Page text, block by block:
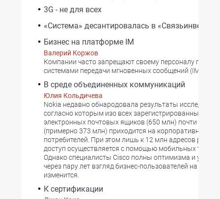
3G - не для всех
«Система» десантировалась в «Связьинвест»
Бизнес на платформе IM
Валерий Коржов
Компании часто запрещают своему персоналу
системами передачи мгновенных сообщений (IM).
В среде объединенных коммуникаций
Юлия Кольдичева
Nokia недавно обнародовала результаты
согласно которым изо всех зарегистрированных в
электронных почтовых ящиков (650 млн) почти
(примерно 373 млн) приходится на корпоративных
потребителей. При этом лишь к 12 млн адресов
доступ осуществляется с помощью мобильных
Однако специалисты Cisco полны оптимизма и
через пару лет взгляд бизнес-пользователей на ИКТ
изменится.
К сертификации